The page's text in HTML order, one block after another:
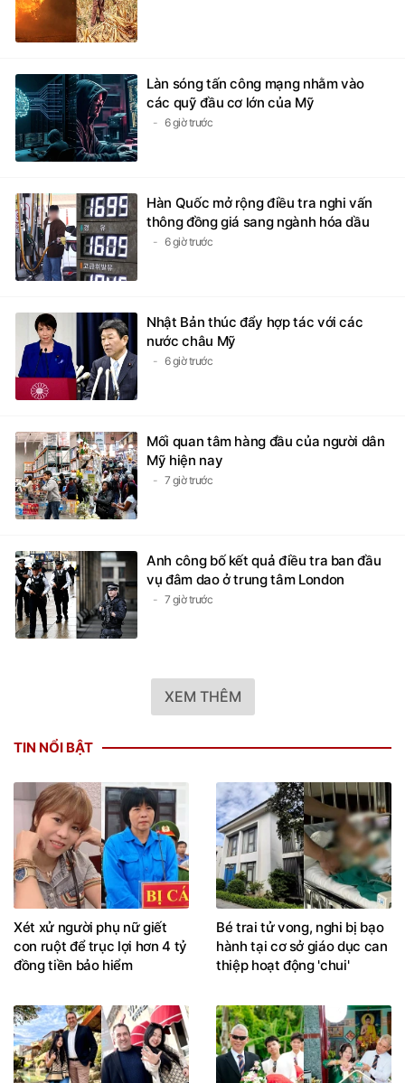
Làn sóng tấn công mạng nhằm vào
các quỹ đầu cơ lớn của Mỹ
6 giờ trước
Hàn Quốc mở rộng điều tra nghi vấn
thông đồng giá sang ngành hóa dầu
6 giờ trước
Nhật Bản thúc đẩy hợp tác với các
nước châu Mỹ
6 giờ trước
Mối quan tâm hàng đầu của người dân
Mỹ hiện nay
7 giờ trước
Anh công bố kết quả điều tra ban đầu
vụ đâm dao ở trung tâm London
7 giờ trước
XEM THÊM
TIN NỔI BẬT
Xét xử người phụ nữ giết
con ruột để trục lợi hơn 4 tỷ
đồng tiền bảo hiểm
Bé trai tử vong, nghi bị bạo
hành tại cơ sở giáo dục can
thiệp hoạt động 'chui'